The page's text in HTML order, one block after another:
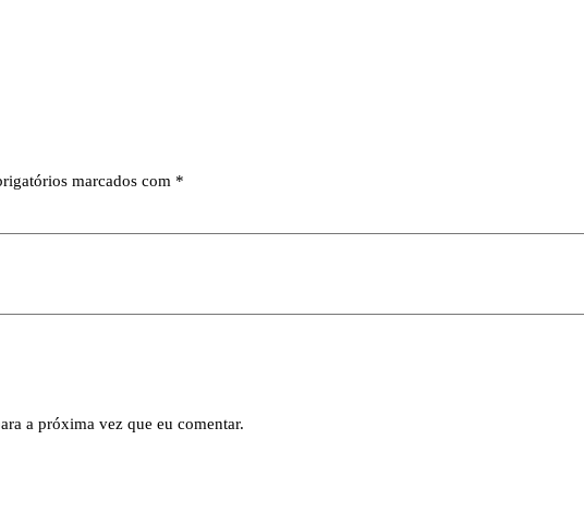
marcados com *
a próxima vez que eu comentar.